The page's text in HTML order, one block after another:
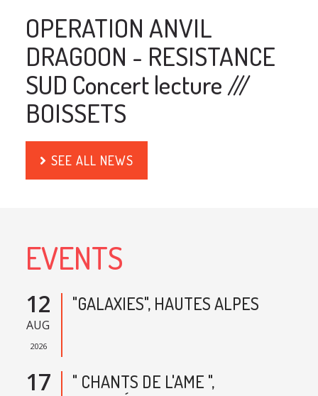
OPERATION ANVIL
DRAGOON - RESISTANCE
SUD Concert lecture ///
BOISSETS
SEE ALL NEWS
EVENTS
12
AUG
2026
"GALAXIES", HAUTES ALPES
17
" CHANTS DE L'AME ",